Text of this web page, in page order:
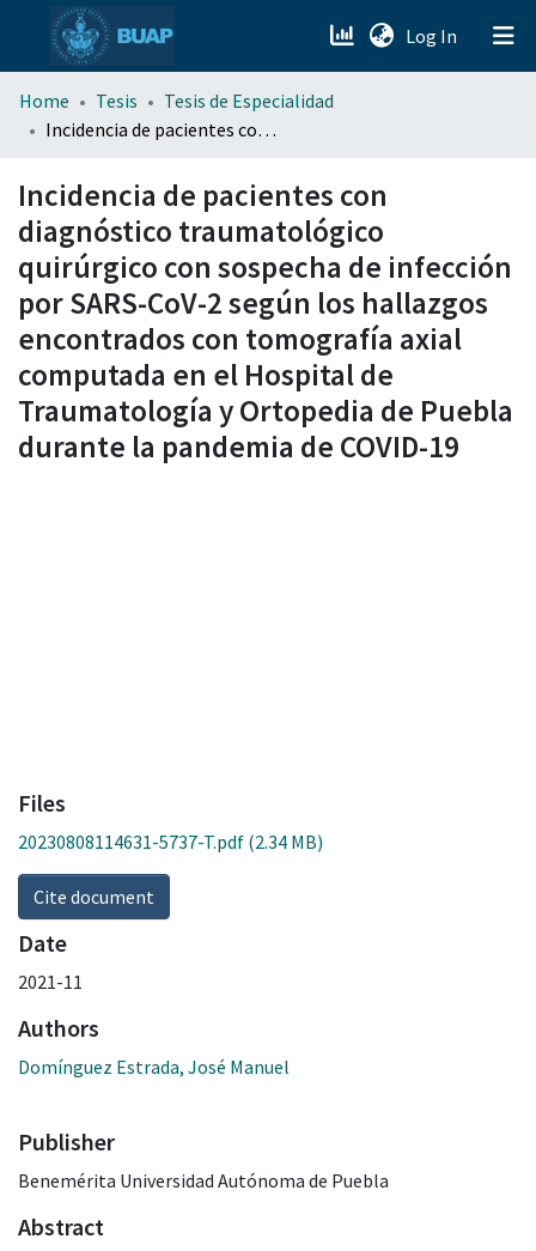
Log In (current)
menu.section.about_menu
Home Tesis
Tesis de Especialidad
Incidencia de pacientes con diagnóstico traumatológico quirúrgico con sospecha de infección por SARS-CoV-2 según los hallazgos encontrados con tomografía axial computada en el Hospital de Traumatología y Ortopedia de Puebla durante la pandemia de COVID-19
Incidencia de pacientes con
diagnóstico traumatológico
quirúrgico con sospecha de infección
por SARS-CoV-2 según los hallazgos
encontrados con tomografía axial
computada en el Hospital de
Traumatología y Ortopedia de Puebla
durante la pandemia de COVID-19
Files
20230808114631-5737-T.pdf (2.34 MB)
Cite document
Date
2021-11
Authors
Domínguez Estrada, José Manuel
Publisher
Benemérita Universidad Autónoma de Puebla
Abstract